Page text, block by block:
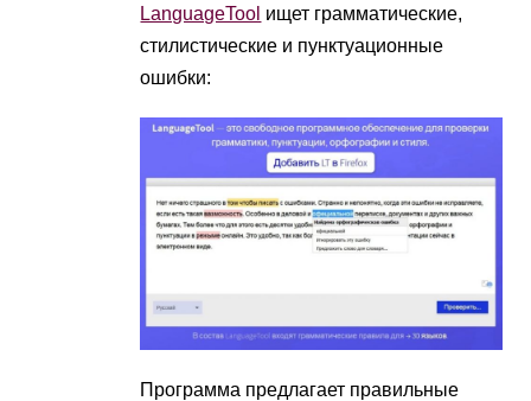
LanguageTool ищет грамматические,
стилистические и пунктуационные
ошибки:
Программа предлагает правильные